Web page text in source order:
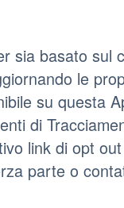
sia basato
le
su questa
di
link di opt
parte o